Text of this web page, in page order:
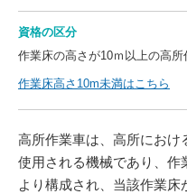
資格の区分
作業床の高さが10ｍ以上の高所
作業床高さ10m未満はこちら
高所作業車は、高所におけ
使用される機械であり、作
より構成され、当該作業